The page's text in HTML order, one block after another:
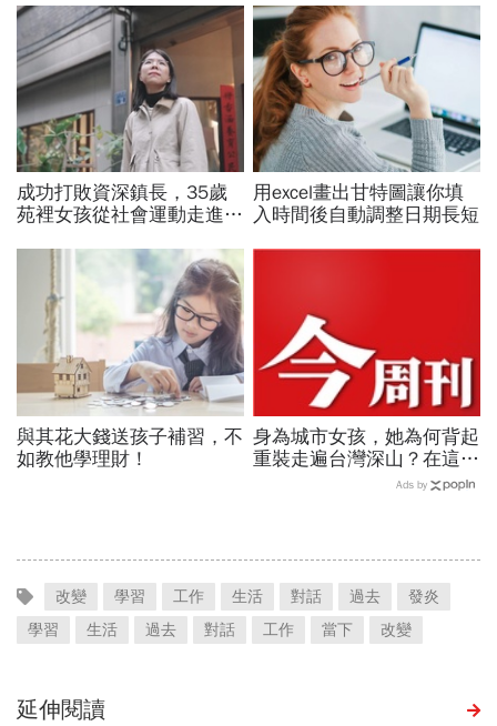
成功打敗資深鎮長，35歲
苑裡女孩從社會運動走進鎮
用excel畫出甘特圖讓你填
入時間後自動調整日期長短
與其花大錢送孩子補習，不
如教他學理財！
身為城市女孩，她為何背起
重裝走遍台灣深山？在這座
世界少見的高山島嶼，她找
Ads by
改變 學習 工作 生活 對話 過去
發炎
學習
生活 過去 對話 工作 當下 改變
延伸閱讀